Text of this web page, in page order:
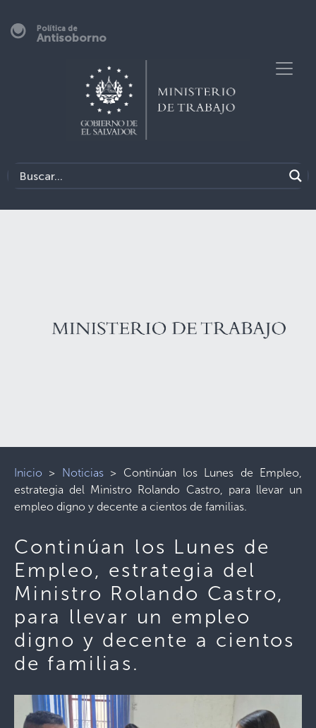
Política de
Antisoborno
Inicio > Noticias> Continúan los Lunes de Empleo,
estrategia del Ministro Rolando Castro, para llevar un
empleo digno y decente a cientos de familias.
Continúan los Lunes de
Empleo, estrategia del
Ministro Rolando Castro,
para llevar un empleo
digno y decente a cientos
de familias.